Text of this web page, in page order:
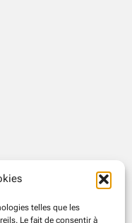
telles que les
Le fait de consentir à